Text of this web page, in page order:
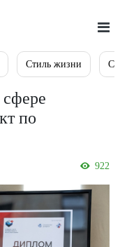
Стиль жизни
по
922